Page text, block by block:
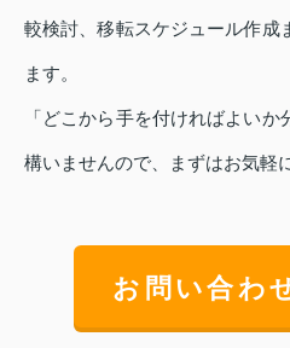
較検討、移転スケジュール作成
ます。
「どこから手を付ければよい
構いませんので、まずはお気軽
お問い合わ